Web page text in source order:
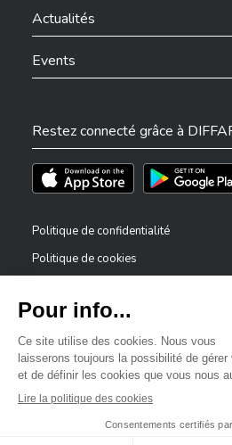
Actualités
Events
Restez connecté grâce à
Téléchargez l'app sur l'App Store
Téléchargez
Politique de confidentialité
Politique de cookies
Déclaration d’accessibilité
Dispositif de signalement — lanceurs
Bonjour,